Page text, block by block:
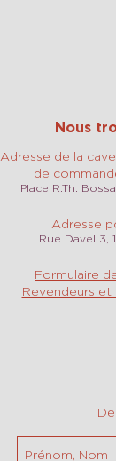
Nous
Adresse de la
de
Place R.Th.
Adresse
Rue Davel 3,
Formulaire
Revendeurs et